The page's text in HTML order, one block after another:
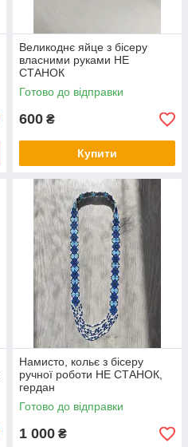
Великоднє яйце з бісеру
власними руками НЕ
СТАНОК
Готово до відправки
600 ₴
Купити
Намисто, кольє з бісеру
ручної роботи НЕ СТАНОК,
гердан
Готово до відправки
1 000 ₴